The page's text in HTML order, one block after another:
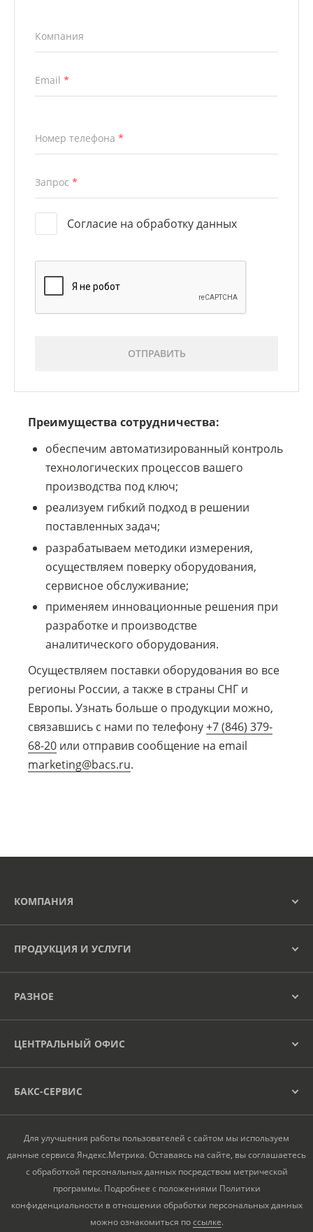
Компания
Email *
Номер телефона *
Запрос *
Согласие на обработку данных
ОТПРАВИТЬ
Преимущества сотрудничества:
обеспечим автоматизированный контроль
технологических процессов вашего
производства под ключ;
реализуем гибкий подход в решении
поставленных задач;
разрабатываем методики измерения,
осуществляем поверку оборудования,
сервисное обслуживание;
применяем инновационные решения при
разработке и производстве
аналитического оборудования.
Осуществляем поставки оборудования во все
регионы России, а также в страны СНГ и
Европы. Узнать больше о продукции можно,
связавшись с нами по телефону+7 (846) 379-
68-20 или отправив сообщение на email
marketing@bacs.ru.
КОМПАНИЯ
ПРОДУКЦИЯ И УСЛУГИ
РАЗНОЕ
ЦЕНТРАЛЬНЫЙ ОФИС
БАКС-СЕРВИС
2026 © НТФ «БАКС». Все права защищены.
Согласие на обработку персональных данных
Политика обработки персональных данных
Для улучшения работы пользователей с сайтом мы используем
данные сервиса Яндекс.Метрика. Оставаясь на сайте, вы соглашаетесь
с обработкой персональных данных посредством метрической
программы. Подробнее с положениями Политики
конфиденциальности в отношении обработки персональных данных
можно ознакомиться поссылке.